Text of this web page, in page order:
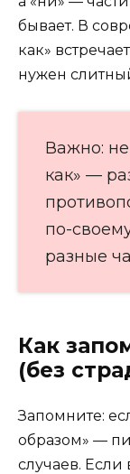
бывает. В
как»
нужен
Важно: не
как» —
по-
разные
Как
(без
Запомните:
образом» —
случаев.